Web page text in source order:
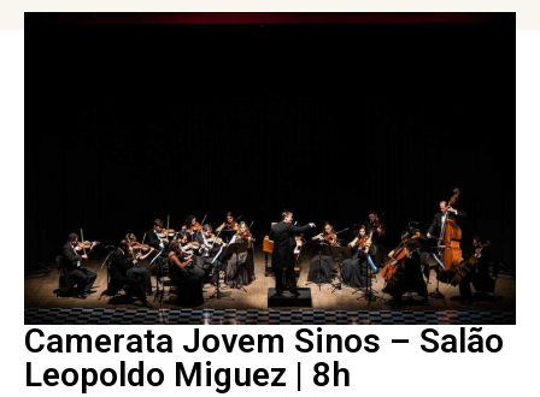
Camerata Jovem Sinos – Salão
Leopoldo Miguez | 8h